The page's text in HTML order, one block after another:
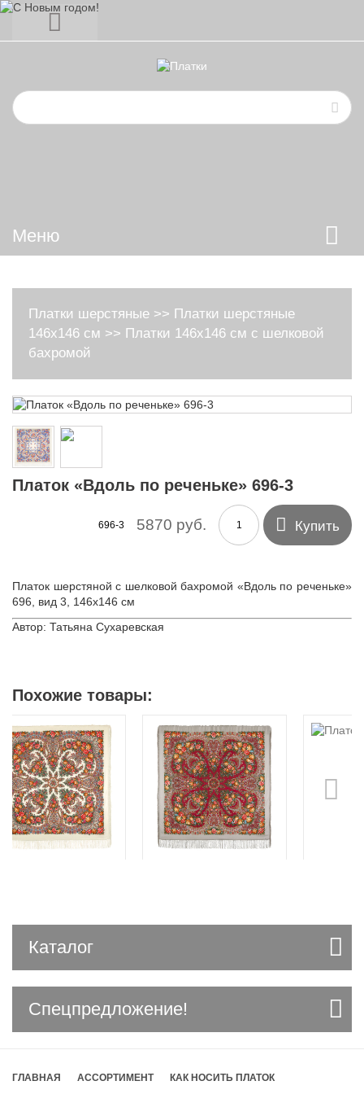
Меню
Платки шерстяные >> Платки шерстяные
146х146 см >> Платки 146х146 см с шелковой
бахромой
Платок «Вдоль по реченьке» 696-3
696-3 5870 руб.  Купить
Платок шерстяной с шелковой бахромой «Вдоль по реченьке»
696, вид 3, 146х146 см
Автор: Татьяна Сухаревская
Похожие товары:
Каталог
Спецпредложение!
ГЛАВНАЯ АССОРТИМЕНТ КАК НОСИТЬ ПЛАТОК